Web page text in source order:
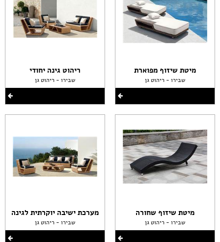
מיטת שיזוף מפוארת
שבירו - ריהוט גן
מיטת שיזוף שחורה
שבירו - ריהוט גן
ריהוט גינה יחודי
שבירו - ריהוט גן
מערכת ישיבה יוקרתית לגינה
שבירו - ריהוט גן